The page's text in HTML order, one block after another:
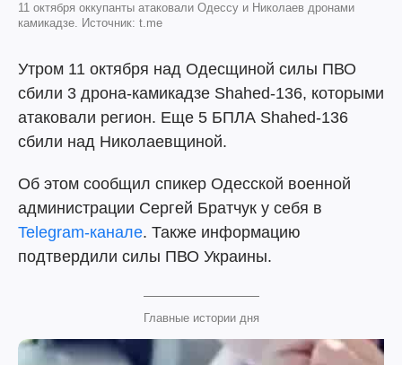
11 октября оккупанты атаковали Одессу и Николаев дронами
камикадзе. Источник: t.me
Утром 11 октября над Одесщиной силы ПВО
сбили 3 дрона-камикадзе Shahed-136, которыми
атаковали регион. Еще 5 БПЛА Shahed-136
сбили над Николаевщиной.
Об этом сообщил спикер Одесской военной
администрации Сергей Братчук у себя в
Telegram-канале. Также информацию
подтвердили силы ПВО Украины.
Главные истории дня